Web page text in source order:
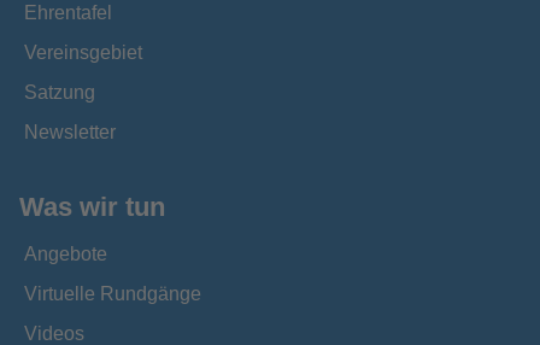
Ehrentafel
Vereinsgebiet
Satzung
Newsletter
Was wir tun
Angebote
Virtuelle Rundgänge
Videos